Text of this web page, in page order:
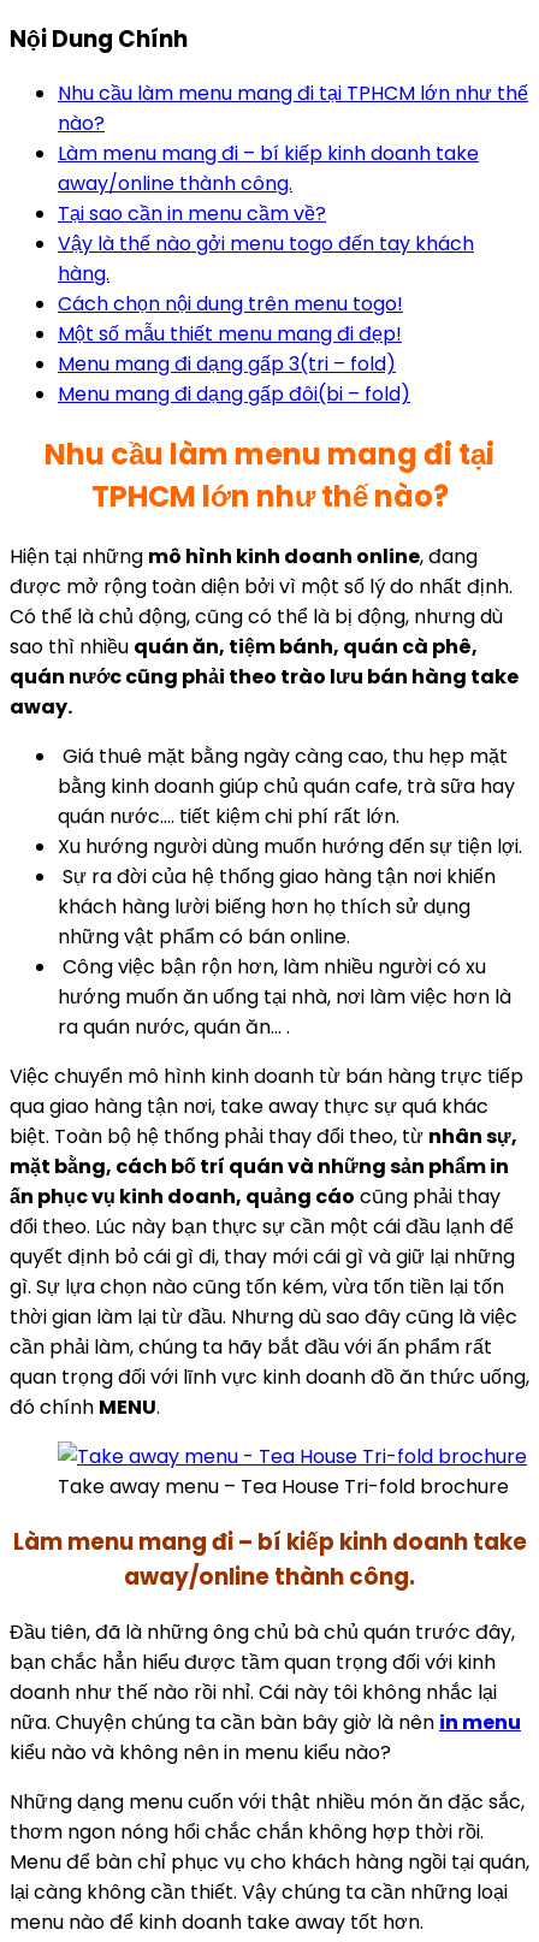
Nội Dung Chính
Nhu cầu làm menu mang đi tại TPHCM lớn như thế
nào?
Làm menu mang đi – bí kiếp kinh doanh take
away/online thành công.
Tại sao cần in menu cầm về?
Vậy là thế nào gởi menu togo đến tay khách
hàng.
Cách chọn nội dung trên menu togo!
Một số mẫu thiết menu mang đi đẹp!
Menu mang đi dạng gấp 3(tri – fold)
Menu mang đi dạng gấp đôi(bi – fold)
Nhu cầu làm menu mang đi tại
TPHCM lớn như thế nào?
Hiện tại những mô hình kinh doanh online, đang
được mở rộng toàn diện bởi vì một số lý do nhất định.
Có thể là chủ động, cũng có thể là bị động, nhưng dù
sao thì nhiều quán ăn, tiệm bánh, quán cà phê,
quán nước cũng phải theo trào lưu bán hàng take
away.
Giá thuê mặt bằng ngày càng cao, thu hẹp mặt
bằng kinh doanh giúp chủ quán cafe, trà sữa hay
quán nước…. tiết kiệm chi phí rất lớn.
Xu hướng người dùng muốn hướng đến sự tiện lợi.
Sự ra đời của hệ thống giao hàng tận nơi khiến
khách hàng lười biếng hơn họ thích sử dụng
những vật phẩm có bán online.
Công việc bận rộn hơn, làm nhiều người có xu
hướng muốn ăn uống tại nhà, nơi làm việc hơn là
ra quán nước, quán ăn… .
Việc chuyển mô hình kinh doanh từ bán hàng trực tiếp
qua giao hàng tận nơi, take away thực sự quá khác
biệt. Toàn bộ hệ thống phải thay đổi theo, từ nhân sự,
mặt bằng, cách bố trí quán và những sản phẩm in
ấn phục vụ kinh doanh, quảng cáo cũng phải thay
đổi theo. Lúc này bạn thực sự cần một cái đầu lạnh để
quyết định bỏ cái gì đi, thay mới cái gì và giữ lại những
gì. Sự lựa chọn nào cũng tốn kém, vừa tốn tiền lại tốn
thời gian làm lại từ đầu. Nhưng dù sao đây cũng là việc
cần phải làm, chúng ta hãy bắt đầu với ấn phẩm rất
quan trọng đối với lĩnh vực kinh doanh đồ ăn thức uống,
đó chính MENU.
Take away menu – Tea House Tri-fold brochure
Làm menu mang đi – bí kiếp kinh doanh take
away/online thành công.
Đầu tiên, đã là những ông chủ bà chủ quán trước đây,
bạn chắc hẳn hiểu được tầm quan trọng đối với kinh
doanh như thế nào rồi nhỉ. Cái này tôi không nhắc lại
nữa. Chuyện chúng ta cần bàn bây giờ là nên in menu
kiểu nào và không nên in menu kiểu nào?
Những dạng menu cuốn với thật nhiều món ăn đặc sắc,
thơm ngon nóng hổi chắc chắn không hợp thời rồi.
Menu để bàn chỉ phục vụ cho khách hàng ngồi tại quán,
lại càng không cần thiết. Vậy chúng ta cần những loại
menu nào để kinh doanh take away tốt hơn.